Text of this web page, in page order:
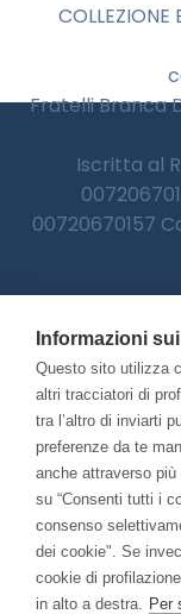
Fratelli Branca
Iscritta al
00720670157
Con il
Informazioni
Questo sito utilizza
altri tracciatori di
tra l’altro di inviarti
preferenze da te
anche attraverso
su “Consenti tutti i
consenso
dei cookie". Se
cookie di
in alto a destra. Per